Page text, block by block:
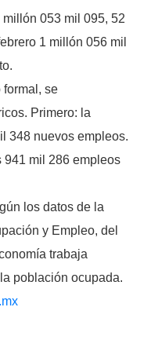
053 mil 095, 52
1 millón 056 mil
formal, se
Primero: la
348 nuevos empleos.
941 mil 286 empleos
los datos de la
y Empleo, del
trabaja
población ocupada.